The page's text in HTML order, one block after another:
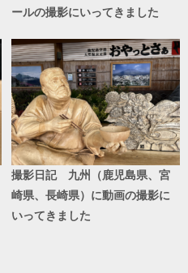
ールの撮影にいってきました
撮影日記 九州（鹿児島県、宮
崎県、長崎県）に動画の撮影に
いってきました